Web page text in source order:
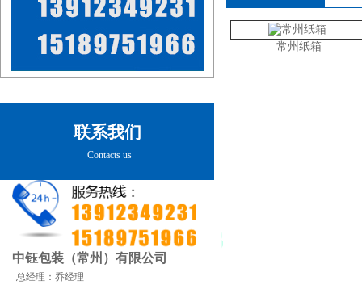
联系我们
Contacts us
中钰包装（常州）有限公司
总经理：乔经理
常州纸箱